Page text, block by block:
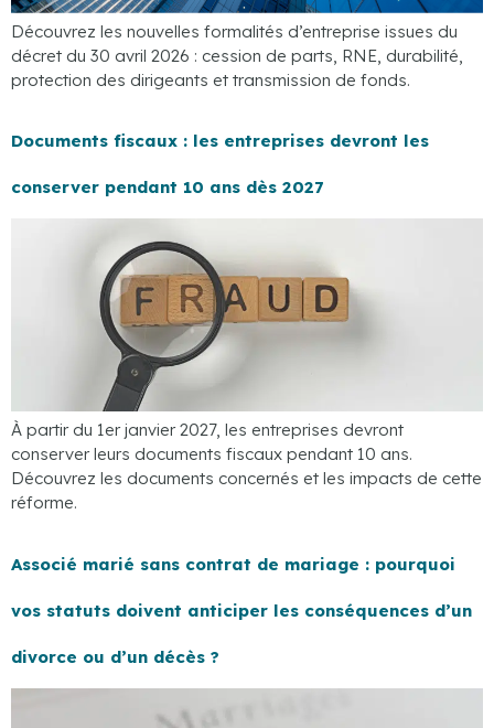
Découvrez les nouvelles formalités d’entreprise issues du
décret du 30 avril 2026 : cession de parts, RNE, durabilité,
protection des dirigeants et transmission de fonds.
Documents fiscaux : les entreprises devront les
conserver pendant 10 ans dès 2027
À partir du 1er janvier 2027, les entreprises devront
conserver leurs documents fiscaux pendant 10 ans.
Découvrez les documents concernés et les impacts de cette
réforme.
Associé marié sans contrat de mariage : pourquoi
vos statuts doivent anticiper les conséquences d’un
divorce ou d’un décès ?